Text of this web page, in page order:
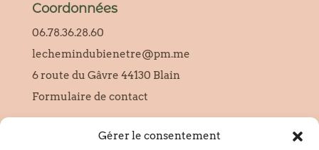
Gérer le consentement
Coordonnées
06.78.36.28.60
lechemindubienetre@pm.me
6 route du Gâvre 44130 Blain
Formulaire de contact
95228654000010